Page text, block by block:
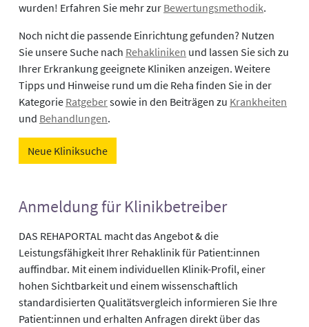
wurden! Erfahren Sie mehr zur Bewertungsmethodik.
Noch nicht die passende Einrichtung gefunden? Nutzen
Sie unsere Suche nach Rehakliniken und lassen Sie sich zu
Ihrer Erkrankung geeignete Kliniken anzeigen. Weitere
Tipps und Hinweise rund um die Reha finden Sie in der
Kategorie Ratgebersowie in den Beiträgen zu Krankheiten
und Behandlungen.
Neue Kliniksuche
Anmeldung für Klinikbetreiber
DAS REHAPORTAL macht das Angebot & die
Leistungsfähigkeit Ihrer Rehaklinik für Patient:innen
auffindbar. Mit einem individuellen Klinik-Profil, einer
hohen Sichtbarkeit und einem wissenschaftlich
standardisierten Qualitätsvergleich informieren Sie Ihre
Patient:innen und erhalten Anfragen direkt über das